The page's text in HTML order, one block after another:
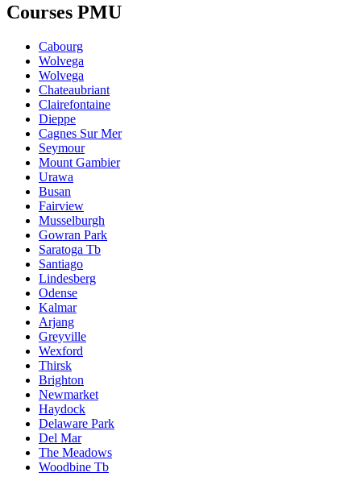
Courses PMU
Cabourg
Wolvega
Wolvega
Chateaubriant
Clairefontaine
Dieppe
Cagnes Sur Mer
Seymour
Mount Gambier
Urawa
Busan
Fairview
Musselburgh
Gowran Park
Saratoga Tb
Santiago
Lindesberg
Odense
Kalmar
Arjang
Greyville
Wexford
Thirsk
Brighton
Newmarket
Haydock
Delaware Park
Del Mar
The Meadows
Woodbine Tb